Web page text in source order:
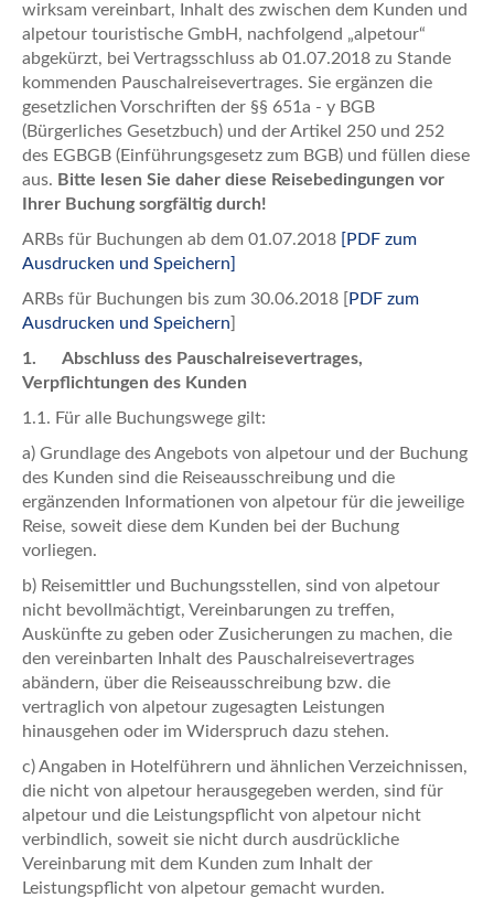
wirksam vereinbart, Inhalt des zwischen dem Kunden und
alpetour touristische GmbH, nachfolgend „alpetour“
abgekürzt, bei Vertragsschluss ab 01.07.2018 zu Stande
kommenden Pauschalreisevertrages. Sie ergänzen die
gesetzlichen Vorschriften der §§ 651a - y BGB
(Bürgerliches Gesetzbuch) und der Artikel 250 und 252
des EGBGB (Einführungsgesetz zum BGB) und füllen diese
aus. Bitte lesen Sie daher diese Reisebedingungen vor
Ihrer Buchung sorgfältig durch!
ARBs für Buchungen ab dem 01.07.2018 [PDF zum
Ausdrucken und Speichern]
ARBs für Buchungen bis zum 30.06.2018 [
PDF zum
Ausdrucken und Speichern
1. Abschluss des Pauschalreisevertrages,
Verpflichtungen des Kunden
1.1. Für alle Buchungswege gilt:
a) Grundlage des Angebots von alpetour und der Buchung
des Kunden sind die Reiseausschreibung und die
ergänzenden Informationen von alpetour für die jeweilige
Reise, soweit diese dem Kunden bei der Buchung
vorliegen.
b) Reisemittler und Buchungsstellen, sind von alpetour
nicht bevollmächtigt, Vereinbarungen zu treffen,
Auskünfte zu geben oder Zusicherungen zu machen, die
den vereinbarten Inhalt des Pauschalreisevertrages
abändern, über die Reiseausschreibung bzw. die
vertraglich von alpetour zugesagten Leistungen
hinausgehen oder im Widerspruch dazu stehen.
c) Angaben in Hotelführern und ähnlichen Verzeichnissen,
die nicht von alpetour herausgegeben werden, sind für
alpetour und die Leistungspflicht von alpetour nicht
verbindlich, soweit sie nicht durch ausdrückliche
Vereinbarung mit dem Kunden zum Inhalt der
Leistungspflicht von alpetour gemacht wurden.